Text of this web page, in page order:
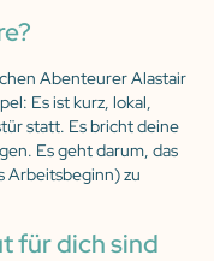
Abenteurer Alastair
Es ist kurz, lokal,
statt. Es bricht deine
Es geht darum, das
Arbeitsbeginn) zu
für dich sind